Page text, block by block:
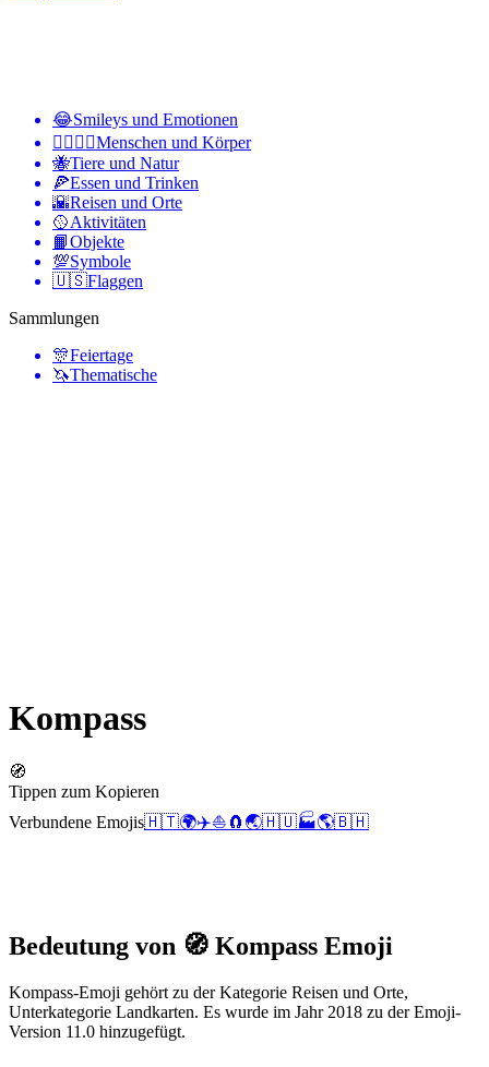
😂Smileys und Emotionen
👩‍❤️‍💋‍👨Menschen und Körper
🐝Tiere und Natur
🍕Essen und Trinken
🌇Reisen und Orte
🥎Aktivitäten
📙Objekte
💯Symbole
🇺🇸Flaggen
Sammlungen
🎊Feiertage
🦄Thematische
Kompass
🧭
Tippen zum Kopieren
Verbundene Emojis🇭🇹🌍✈️⛵ 🧲 🌏🇭🇺🏭🌎🇧🇭
Bedeutung von 🧭 Kompass Emoji
Kompass-Emoji gehört zu der Kategorie Reisen und Orte,
Unterkategorie Landkarten. Es wurde im Jahr 2018 zu der Emoji-
Version 11.0 hinzugefügt.